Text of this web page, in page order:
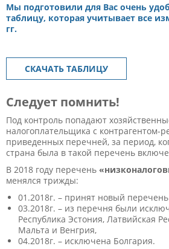
Мы подготовили для Вас очень
таблицу, которая учитывает все
гг.
СКАЧАТЬ ТАБЛИЦУ
Следует помнить!
Под контроль попадают
налогоплательщика с контрагентом-
приведенных перечней, за период,
страна была в такой перечень
В 2018 году перечень
менялся трижды:
01.2018г. – принят новый
03.2018г. – из перечня были
Республика Эстония, Латвийская
Мальта и Венгрия,
04.2018г. – исключена Болгария.